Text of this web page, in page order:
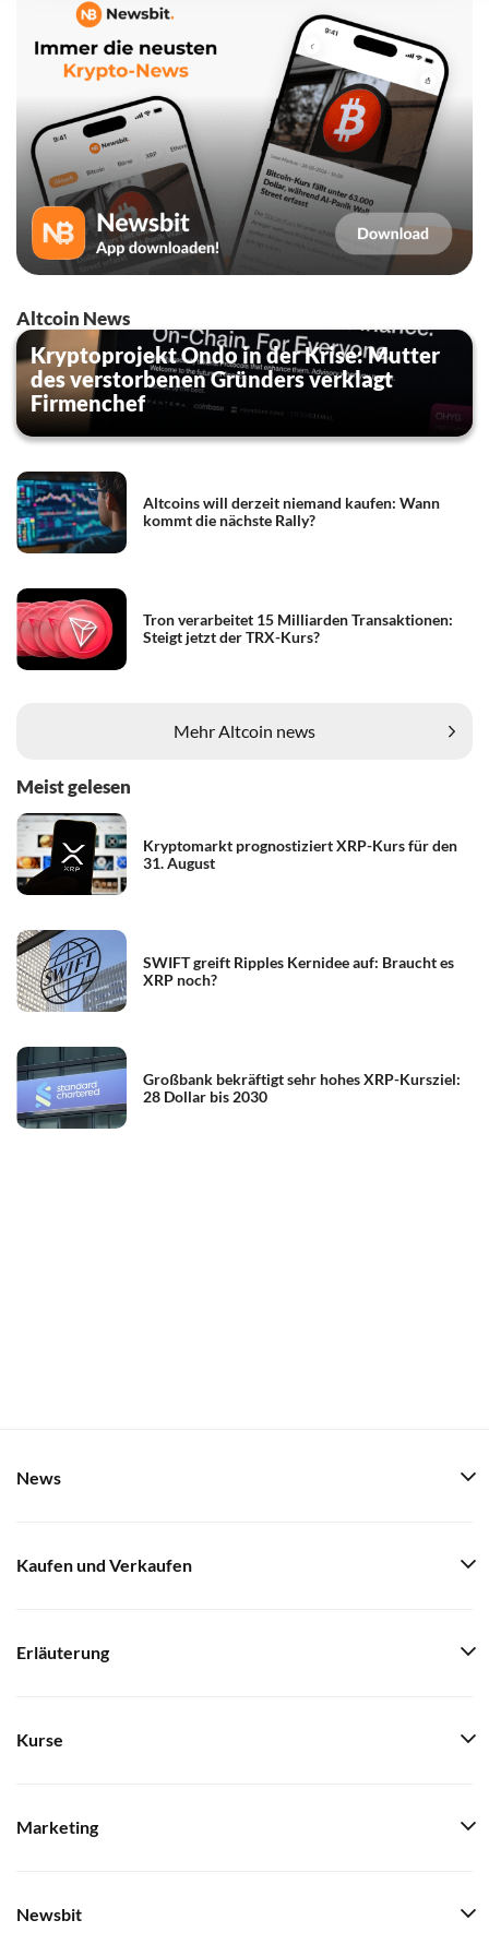
Altcoin News
Kryptoprojekt Ondo in der Krise: Mutter
des verstorbenen Gründers verklagt
Firmenchef
Altcoins will derzeit niemand kaufen: Wann
kommt die nächste Rally?
Tron verarbeitet 15 Milliarden Transaktionen:
Steigt jetzt der TRX-Kurs?
Mehr Altcoin news
Meist gelesen
Kryptomarkt prognostiziert XRP-Kurs für den
31. August
SWIFT greift Ripples Kernidee auf: Braucht es
XRP noch?
Großbank bekräftigt sehr hohes XRP-Kursziel:
28 Dollar bis 2030
News
Kaufen und Verkaufen
Erläuterung
Kurse
Marketing
Newsbit